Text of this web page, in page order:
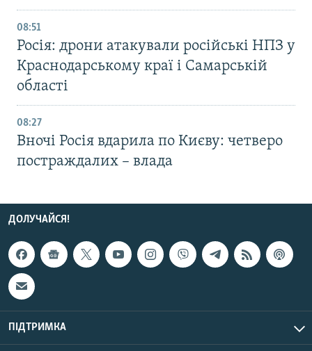
08:51
Росія: дрони атакували російські НПЗ у
Краснодарському краї і Самарській
області
08:27
Вночі Росія вдарила по Києву: четверо
постраждалих – влада
ДОЛУЧАЙСЯ!
ПІДТРИМКА